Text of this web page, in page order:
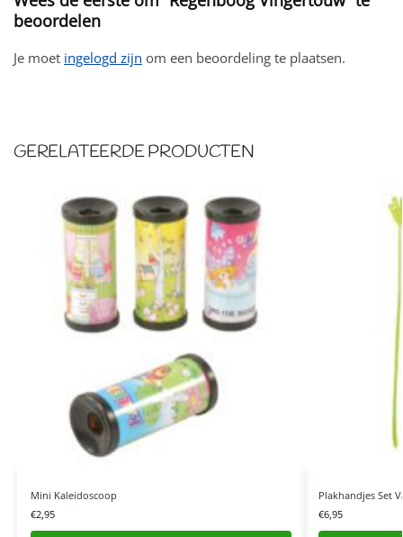
beoordelen
Je moet ingelogd zijn om een beoordeling te plaatsen.
GERELATEERDE PRODUCTEN
Mini Kaleidoscoop
€2,95
Plakhandjes Set
€6,95